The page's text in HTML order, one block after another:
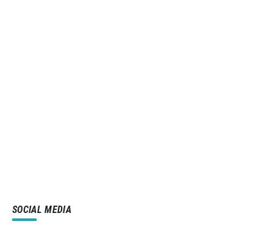
SOCIAL MEDIA